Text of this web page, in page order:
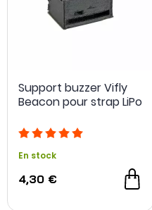
Support buzzer Vifly
Beacon pour strap LiPo
En stock
4,30 €